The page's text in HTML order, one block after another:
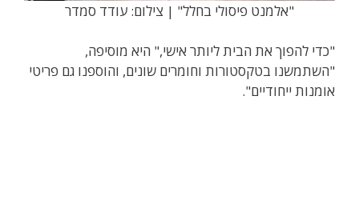
"אלמנט פיסולי בחלל" | צילום: עודד סמדר
"כדי להפוך את הבית ליותר אישי," היא מוסיפה,
"השתמשנו בטקסטורות וחומרים שונים, והוספנו גם פריטי
אומנות ייחודיים".